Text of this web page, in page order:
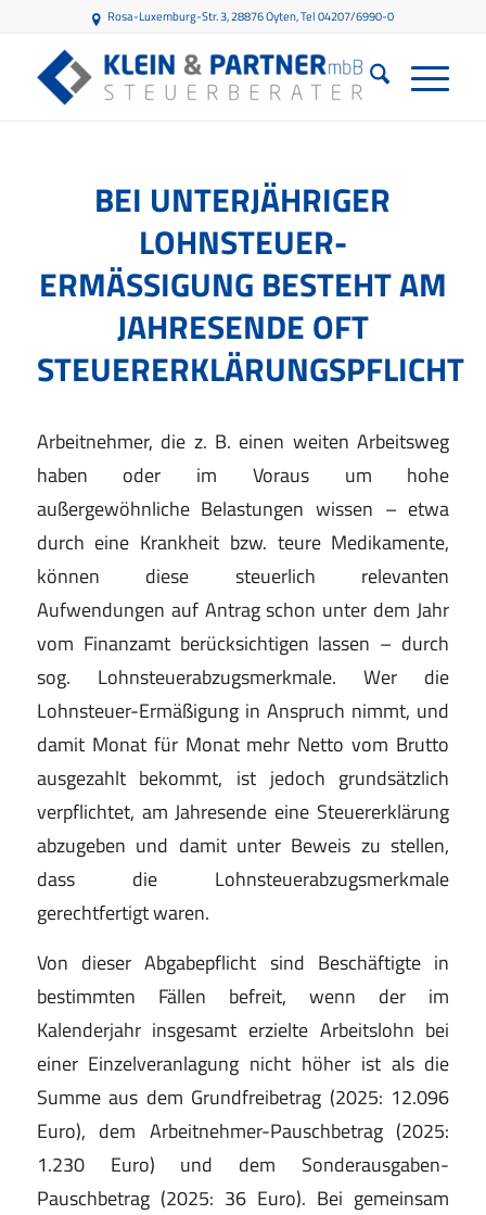
Rosa-Luxemburg-Str. 3, 28876 Oyten, Tel 04207/6990-0
BEI UNTERJÄHRIGER
LOHNSTEUER-
ERMÄSSIGUNG BESTEHT AM J
AHRESENDE OFT S
TEUERERKLÄRUNGSPFLICHT
Arbeitnehmer, die z. B. einen weiten Arbeitsweg
haben oder im Voraus um hohe
außergewöhnliche Belastungen wissen – etwa
durch eine Krankheit bzw. teure Medikamente,
können diese steuerlich relevanten
Aufwendungen auf Antrag schon unter dem Jahr
vom Finanzamt berücksichtigen lassen – durch
sog. Lohnsteuerabzugsmerkmale. Wer die
Lohnsteuer-Ermäßigung in Anspruch nimmt, und
damit Monat für Monat mehr Netto vom Brutto
ausgezahlt bekommt, ist jedoch grundsätzlich
verpflichtet, am Jahresende eine Steuererklärung
abzugeben und damit unter Beweis zu stellen,
dass die Lohnsteuerabzugsmerkmale
gerechtfertigt waren.
Von dieser Abgabepflicht sind Beschäftigte in
bestimmten Fällen befreit, wenn der im
Kalenderjahr insgesamt erzielte Arbeitslohn bei
einer Einzelveranlagung nicht höher ist als die
Summe aus dem Grundfreibetrag (2025: 12.096
Euro), dem Arbeitnehmer-Pauschbetrag (2025:
1.230 Euro) und dem Sonderausgaben-
Pauschbetrag (2025: 36 Euro). Bei gemeinsam